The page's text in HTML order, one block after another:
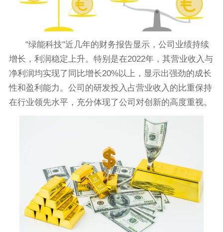
"绿能科技"近几年的财务报告显示，公司业绩持续
增长，利润稳定上升。特别是在2022年，其营业收入与
净利润均实现了同比增长20%以上，显示出强劲的成长
性和盈利能力。公司的研发投入占营业收入的比重保持
在行业领先水平，充分体现了公司对创新的高度重视。